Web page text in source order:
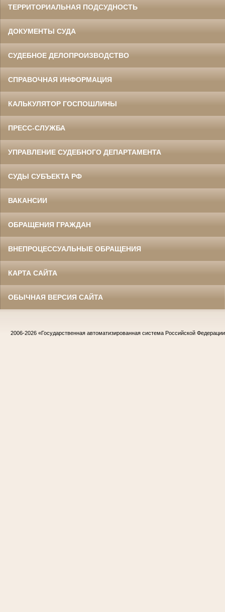
ТЕРРИТОРИАЛЬНАЯ ПОДСУДНОСТЬ
ДОКУМЕНТЫ СУДА
СУДЕБНОЕ ДЕЛОПРОИЗВОДСТВО
СПРАВОЧНАЯ ИНФОРМАЦИЯ
КАЛЬКУЛЯТОР ГОСПОШЛИНЫ
ПРЕСС-СЛУЖБА
УПРАВЛЕНИЕ СУДЕБНОГО ДЕПАРТАМЕНТА
СУДЫ СУБЪЕКТА РФ
ВАКАНСИИ
ОБРАЩЕНИЯ ГРАЖДАН
ВНЕПРОЦЕССУАЛЬНЫЕ ОБРАЩЕНИЯ
КАРТА САЙТА
ОБЫЧНАЯ ВЕРСИЯ САЙТА
2006-2026 «Государственная автоматизированная система Российской